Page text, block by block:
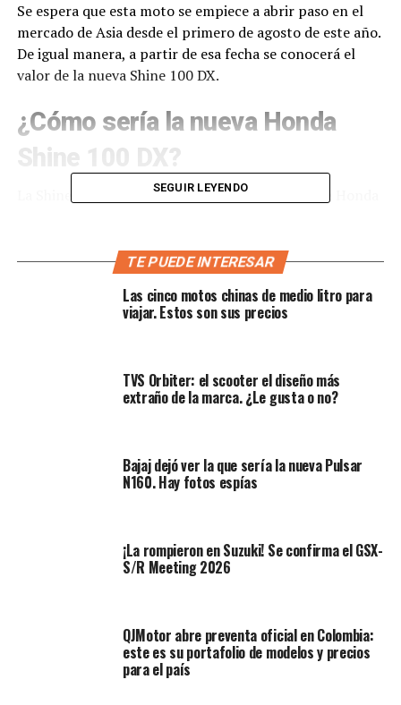
Se espera que esta moto se empiece a abrir paso en el
mercado de Asia desde el primero de agosto de este año.
De igual manera, a partir de esa fecha se conocerá el
valor de la nueva Shine 100 DX.
¿Cómo sería la nueva Honda
Shine 100 DX?
La Shine 100 DX aporta un cambio en la gama de Honda
delantero de nuevo diseño con molduras cromadas.
con la marca Honda y vibrantes gráficos en la carrocería
que hacen resaltar a la mirada.
SEGUIR LEYENDO
TE PUEDE INTERESAR
Las cinco motos chinas de medio litro para
viajar. Estos son sus precios
TVS Orbiter: el scooter el diseño más
extraño de la marca. ¿Le gusta o no?
Bajaj dejó ver la que sería la nueva Pulsar
N160. Hay fotos espías
¡La rompieron en Suzuki! Se confirma el GSX-
S/R Meeting 2026
QJMotor abre preventa oficial en Colombia:
este es su portafolio de modelos y precios
para el país